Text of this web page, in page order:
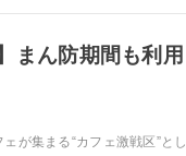
まん防期間も利用
が集まる“カフェ激戦区”とし